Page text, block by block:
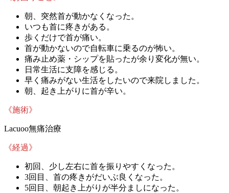
朝、突然首が動かなくなった。
いつも首に疼きがある。
歩くだけで首が痛い。
首が動かないので自転車に乗るのが怖い。
痛み止め薬・シップを貼ったが余り変化が無い。
日常生活に支障を感じる。
早く痛みがない生活をしたいので来院しました。
朝、起き上がりに首が辛い。
《施術》
Lacuoo無痛治療
《経過》
初回、少し左右に首を振りやすくなった。
3回目、首の疼きがだいぶ良くなった。
5回目、朝起き上がりが半分ましになった。